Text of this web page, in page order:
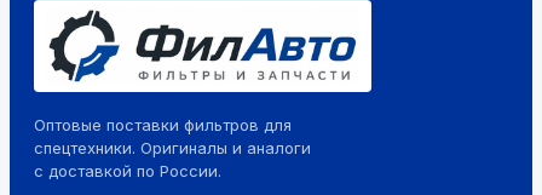
Оптовые поставки фильтров для
спецтехники. Оригиналы и аналоги
с доставкой по России.